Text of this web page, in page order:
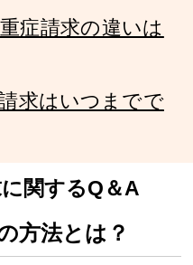
症請求の違いは
求はいつまでで
関するQ＆A
方法とは？